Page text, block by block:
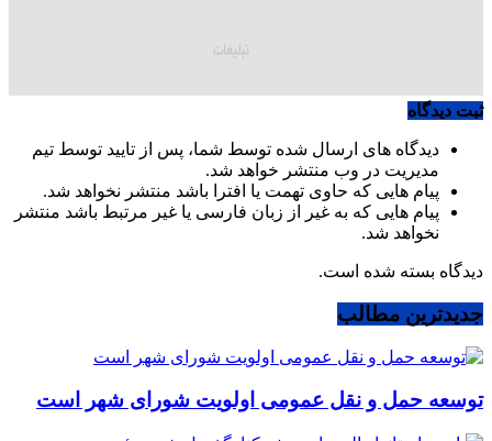
ثبت دیدگاه
دیدگاه های ارسال شده توسط شما، پس از تایید توسط تیم
مدیریت در وب منتشر خواهد شد.
پیام هایی که حاوی تهمت یا افترا باشد منتشر نخواهد شد.
پیام هایی که به غیر از زبان فارسی یا غیر مرتبط باشد منتشر
نخواهد شد.
دیدگاه بسته شده است.
جدیدترین مطالب
توسعه حمل و نقل عمومی اولویت شورای شهر است